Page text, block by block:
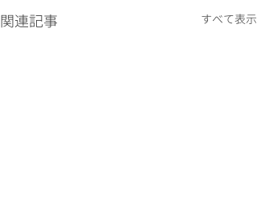
関連記事 すべて表示